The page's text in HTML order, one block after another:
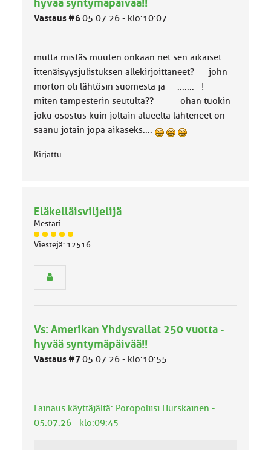
u
k
a
hyvää syntymäpäivää!!
Vastaus #605.07.26 - klo:10:07
mutta mistäs muuten onkaan net sen aikaiset
ittenäisyysjulistuksen allekirjoittaneet? john
morton oli lähtösin suomesta ja ....... !
miten tampesterin seutulta?? ohan tuokin
joku osostus kuin joltain alueelta lähteneet on
saanu jotain jopa aikaseks....
Kirjattu
Eläkelläisviljelijä
Mestari
J
ä
m
ä
u
a
:
Viestejä: 12516
Vs: Amerikan Yhdysvallat 250 vuotta -
hyvää syntymäpäivää!!
Vastaus #705.07.26 - klo:10:55
Lainaus käyttäjältä: Poropoliisi Hurskainen -
05.07.26 - klo:09:45